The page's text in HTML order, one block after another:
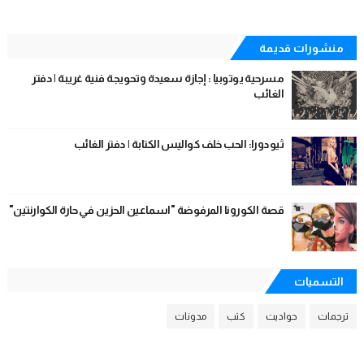
منشورات قديمة
مسرحية يوتوبيا : إجازة سعيدة وتحويجة فنية غريبة | دفتر
الغائب
ثيودورا: الحب خلف كواليس الكتابة | دفتر الغائب
قصة الكورونا المرفوضة "اسماعين الحزين في حارة الكوارنتين"
التسميات
ترجمات حواديت كتب مدونات